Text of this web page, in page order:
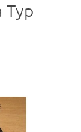
Typ